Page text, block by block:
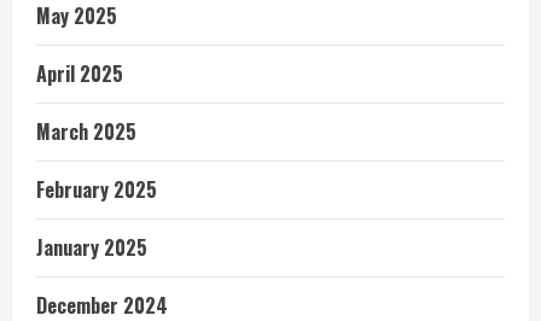
May 2025
April 2025
March 2025
February 2025
January 2025
December 2024